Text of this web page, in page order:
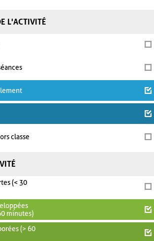
L'ACTIVITÉ
classe
(< 30
minutes)
(> 60